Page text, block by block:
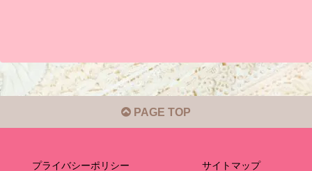
PAGE TOP
プライバシーポリシー サイトマップ